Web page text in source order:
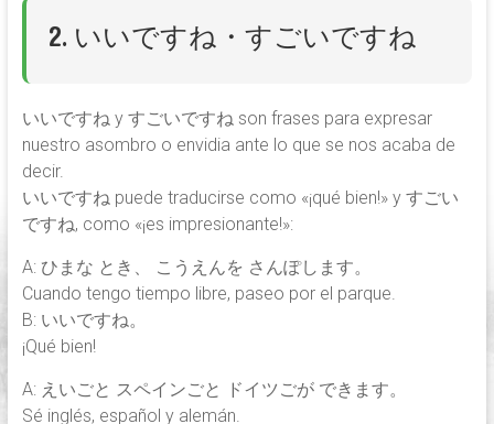
2. いいですね・すごいですね
いいですね y すごいですね son frases para expresar
nuestro asombro o envidia ante lo que se nos acaba de
decir.
いいですね puede traducirse como «¡qué bien!» y すごい
ですね, como «¡es impresionante!»:
A: ひまな とき、 こうえんを さんぽします。
Cuando tengo tiempo libre, paseo por el parque.
B: いいですね。
¡Qué bien!
A: えいごと スペインごと ドイツごが できます。
Sé inglés, español y alemán.